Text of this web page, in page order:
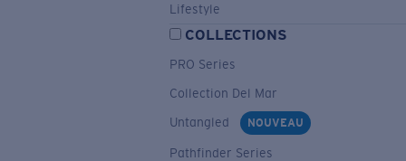
Lifestyle
COLLECTIONS
PRO Series
Collection Del Mar
Untangled
NOUVEAU
Pathfinder Series